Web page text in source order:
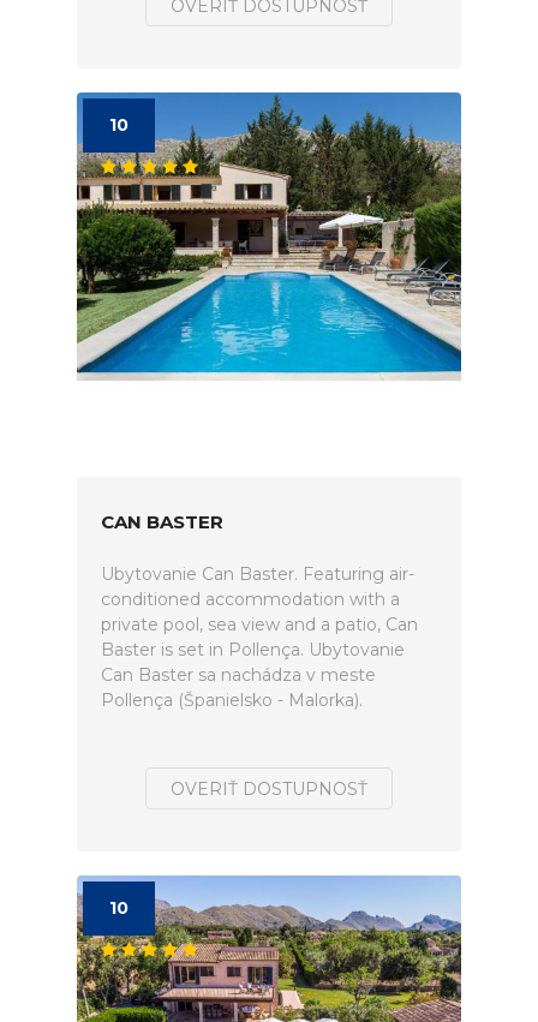
OVERIŤ DOSTUPNOSŤ
10
CAN BASTER
Ubytovanie Can Baster. Featuring air-
conditioned accommodation with a
private pool, sea view and a patio, Can
Baster is set in Pollença. Ubytovanie
Can Baster sa nachádza v meste
Pollença (Španielsko - Malorka).
OVERIŤ DOSTUPNOSŤ
10